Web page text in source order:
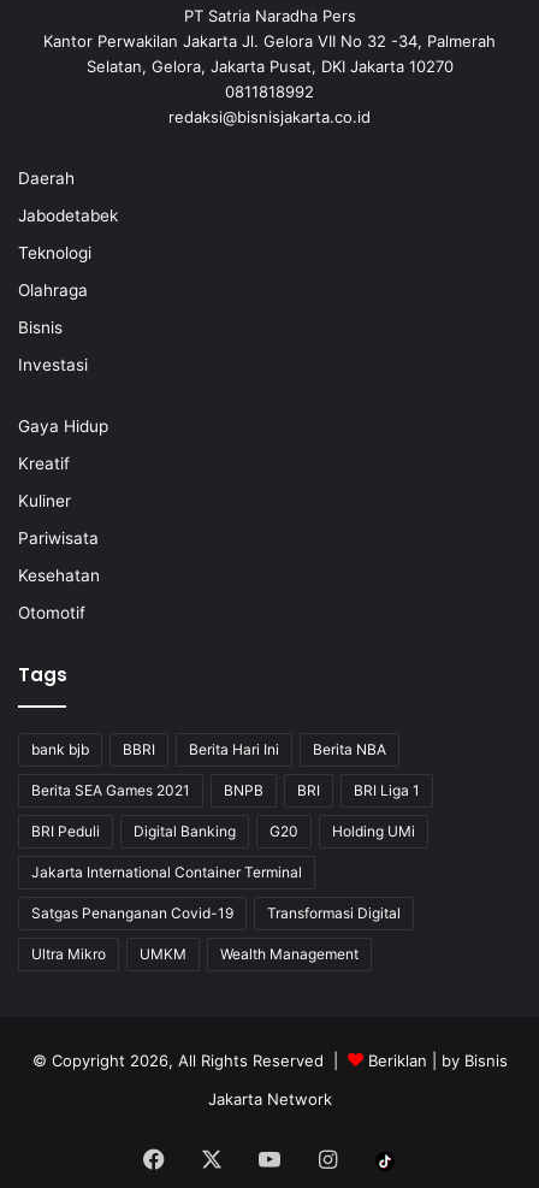
PT Satria Naradha Pers
Kantor Perwakilan Jakarta Jl. Gelora VII No 32 -34, Palmerah
Selatan, Gelora, Jakarta Pusat, DKI Jakarta 10270
0811818992
redaksi@bisnisjakarta.co.id
Daerah
Jabodetabek
Teknologi
Olahraga
Bisnis
Investasi
Gaya Hidup
Kreatif
Kuliner
Pariwisata
Kesehatan
Otomotif
Tags
bank bjb BBRI Berita Hari Ini Berita NBA
Berita SEA Games 2021 BNPB BRI BRI Liga 1
BRI Peduli Digital Banking G20 Holding UMi
Jakarta International Container Terminal
Satgas Penanganan Covid-19 Transformasi Digital
Ultra Mikro UMKM Wealth Management
© Copyright 2026, All Rights Reserved | Beriklan | by Bisnis
Jakarta Network
Facebook YouTubeInstagram